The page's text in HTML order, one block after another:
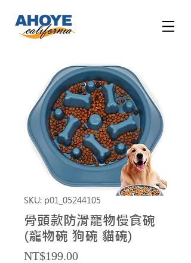
SKU: p01_05244105
骨頭款防滑寵物慢食碗
(寵物碗 狗碗 貓碗)
NT$199.00Price